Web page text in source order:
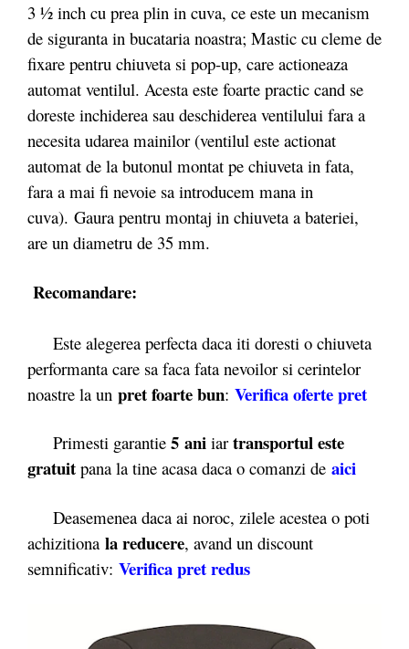
3 ½ inch cu prea plin in cuva, ce este un mecanism
de siguranta in bucataria noastra; Mastic cu cleme de
fixare pentru chiuveta si pop-up, care actioneaza
automat ventilul. Acesta este foarte practic cand se
doreste inchiderea sau deschiderea ventilului fara a
necesita udarea mainilor (ventilul este actionat
automat de la butonul montat pe chiuveta in fata,
fara a mai fi nevoie sa introducem mana in
cuva). Gaura pentru montaj in chiuveta a bateriei,
are un diametru de 35 mm.
Recomandare:
Este alegerea perfecta daca iti doresti o chiuveta
performanta care sa faca fata nevoilor si cerintelor
noastre la un pret foarte bun: Verifica oferte pret
Primesti garantie 5 ani iar transportul este
gratuit pana la tine acasa daca o comanzi de aici
Deasemenea daca ai noroc, zilele acestea o poti
achizitiona la reducere, avand un discount
semnificativ: Verifica pret redus